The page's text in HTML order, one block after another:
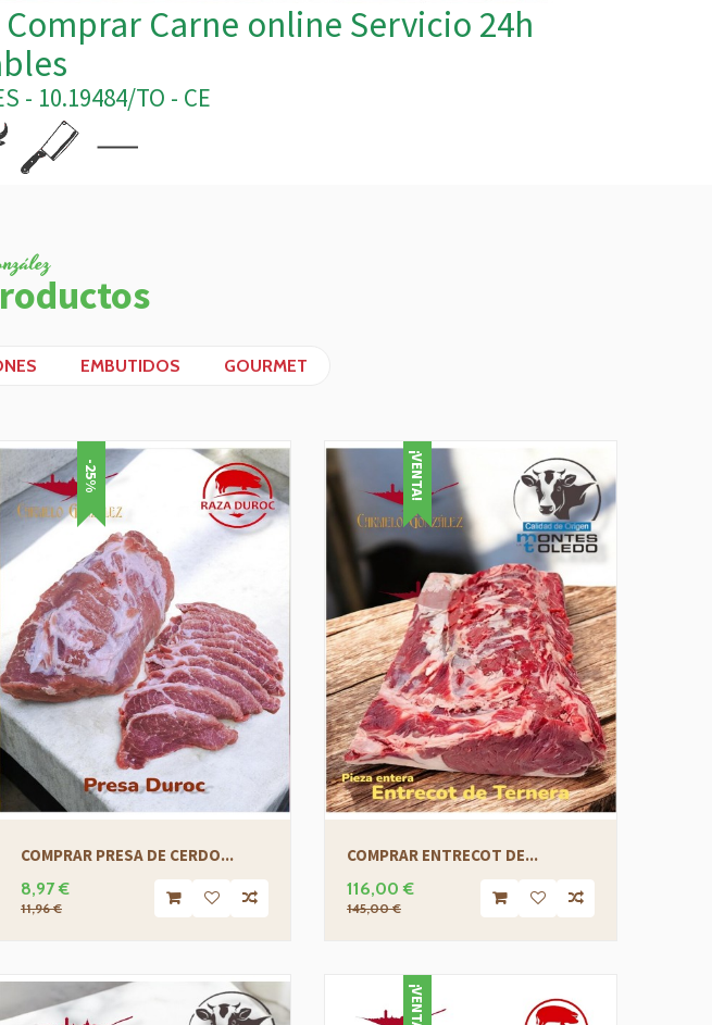
Carne online Servicio 24h
- 10.19484/TO - CE
EMBUTIDOS GOURMET
COMPRAR PRESA DE CERDO...
8,97 €
11,96 €
-25% ¡VENTA!
COMPRAR ENTRECOT DE...
116,00 €
145,00 €
-20%
¡VENTA!